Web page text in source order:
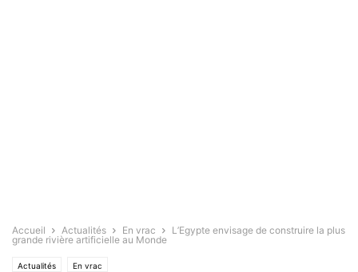
Accueil Actualités En vrac
L’Egypte envisage de construire la plus
grande rivière artificielle au Monde
Actualités En vrac